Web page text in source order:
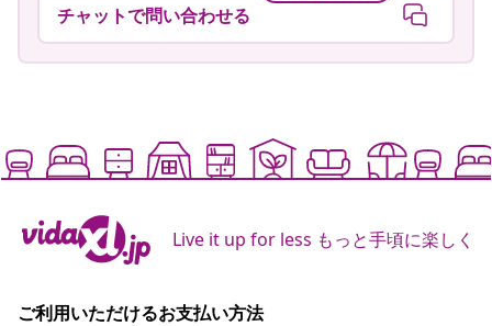
チャットで問い合わせる
Live it up for less もっと手頃に楽しく
ご利用いただけるお支払い方法